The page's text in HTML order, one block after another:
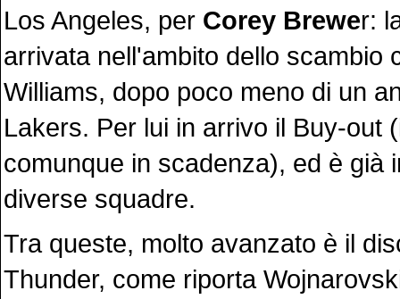
Los Angeles, per Corey Brewer:
arrivata nell'ambito dello scambio
Williams, dopo poco meno di un
Lakers. Per lui in arrivo il Buy-out
comunque in scadenza), ed è già
diverse squadre.
Tra queste, molto avanzato è il
Thunder, come riporta